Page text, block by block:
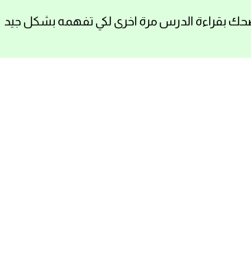
بقراءة الدرس مرة اخرى لكي تفهمه بشكل جيد